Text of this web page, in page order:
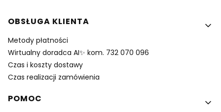
Linki w stopce
OBSŁUGA KLIENTA
Metody płatności
Wirtualny doradca AI✨ kom. 732 070 096
Czas i koszty dostawy
Czas realizacji zamówienia
POMOC